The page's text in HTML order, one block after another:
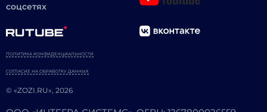
соцсетях
© «ZOZI.RU», 2026
ПОЛИТИКА КОНФИДЕНЦИАЛЬНОСТИ
СОГЛАСИЕ НА ОБРАБОТКУ ДАННЫХ